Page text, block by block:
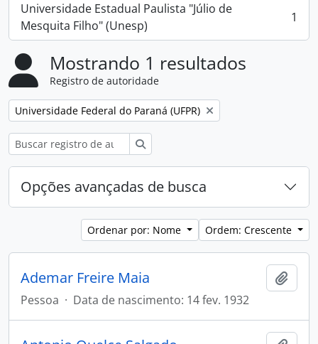
Universidade Estadual Paulista "Júlio de
Mesquita Filho" (Unesp)
, 1 resultados 1
Mostrando 1 resultados
Registro de autoridade
Remover filtro:
Universidade Federal do Paraná (UFPR)
Opções avançadas de busca
Ordenar por: Nome Ordem: Crescente
Ademar Freire Maia
Pessoa · Data de nascimento: 14 fev. 1932